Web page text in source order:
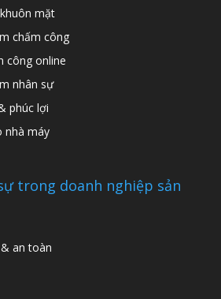
mặt
chấm công
công online
nhân sự
phúc lợi
nhà máy
trong doanh nghiệp sản
an toàn